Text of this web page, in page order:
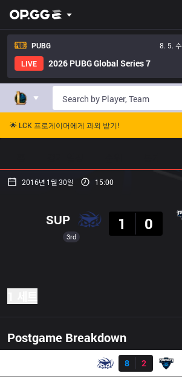
PUBG
8. 5. 수
LIVE
2026 PUBG Global Series 7
🌟 LCK 프로게이머에게 과외 받기!
2016년 1월 30일 15:00
3rd
SUP
1
0
Postgame Breakdown
8
2